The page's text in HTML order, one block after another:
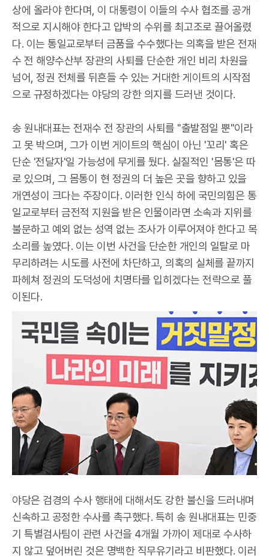
상에 올라야 한다며, 이 대통령이 이들의 수사 협조를 공개
적으로 지시해야 한다고 압박의 수위를 최고조로 끌어올렸
다. 이는 통일교로부터 금품을 수수했다는 의혹을 받은 전재
수 전 해양수산부 장관의 사퇴를 단순한 개인 비리 차원을
넘어, 정권 전체를 뒤흔들 수 있는 거대한 게이트의 시작점
으로 규정하겠다는 야당의 강한 의지를 드러낸 것이다.
송 원내대표는 전재수 전 장관의 사퇴를 "출발점일 뿐"이라
고 못 박으며, 그가 이번 게이트의 핵심이 아닌 '꼬리' 혹은
단순 '전달자'일 가능성에 무게를 뒀다. 실질적인 '몸통'은 따
로 있으며, 그 몸통이 현 정권의 더 높은 곳을 향하고 있을
개연성이 크다는 주장이다. 이러한 인식 하에 국민의힘은 통
일교로부터 금전적 지원을 받은 인물이라면 소속과 지위를
불문하고 예외 없는 성역 없는 조사가 이루어져야 한다고 목
소리를 높였다. 이는 이번 사건을 단순한 개인의 일탈로 마
무리하려는 시도를 사전에 차단하고, 의혹의 실체를 끝까지
파헤쳐 정권의 도덕성에 치명타를 입히겠다는 전략으로 풀
이된다.
야당은 검경의 수사 행태에 대해서도 강한 불신을 드러내며
신속하고 공정한 수사를 촉구했다. 특히 송 원내대표는 민중
기 특별검사팀이 관련 사건을 4개월 가까이 제대로 수사하
지 않고 덮어버린 것은 명백한 직무유기라고 비판했다. 이러